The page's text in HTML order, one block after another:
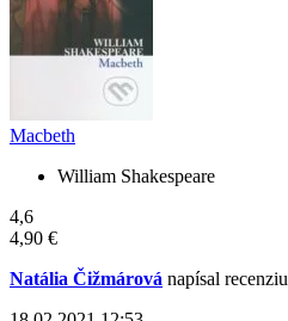
Macbeth
William Shakespeare
4,6
4,90 €
Natália Čižmárová napísal recenziu